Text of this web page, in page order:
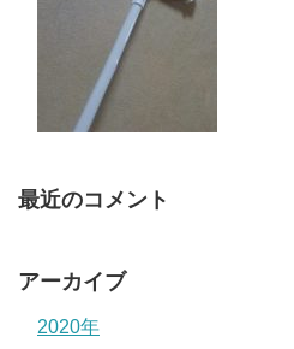
最近のコメント
アーカイブ
2020年